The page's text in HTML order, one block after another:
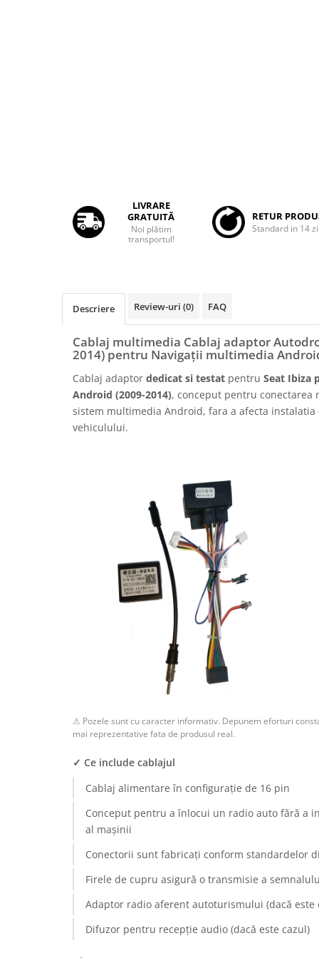
Rame adaptoare Honda
Rame Adaptoare Porsche
Rame adaptoare Citroen
Rame adaptoare Daihatsu
Rame adaptoare Kia
Rame adaptoare Alfa Romeo
Rame adaptoare Chevrolet
Rame adaptoare Mitsubishi
Rame adaptoare Isuzu
Rame adaptoare Subaru
Rame adaptoare Iveco
Rame adaptoare Smart
Rame adaptoare Land Rover
Rame adaptoare Ssangyong
Rame adaptoare Hummer
Camere marșarier auto
LIVRARE
GRATUITĂ
Noi plătim
transportul!
RETUR
Standard in 14
Descriere Review-uri (0) FAQ
Cablaj multimedia Cablaj adaptor
2014) pentru Navigații multimedia
Cablaj adaptor dedicat si testat pentru Seat Ibiza
Android (2009-2014), conceput pentru conectarea
sistem multimedia Android, fara a afecta instalatia
vehiculului.
⚠ Pozele sunt cu caracter informativ. Depunem eforturi
mai reprezentative fata de produsul real.
✓ Ce include cablajul
Cablaj alimentare în configurație de 16 pin
Conceput pentru a înlocui un radio auto fără a
al mașinii
Conectorii sunt fabricați conform standardelor
Firele de cupru asigură o transmisie a
Adaptor radio aferent autoturismului (dacă este
Difuzor pentru recepție audio (dacă este cazul)